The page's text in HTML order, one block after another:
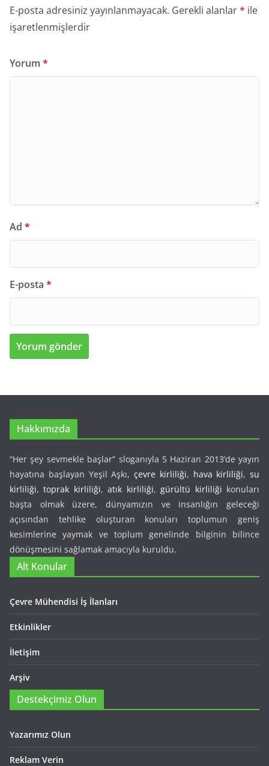
E-posta adresiniz yayınlanmayacak. Gerekli alanlar* ile
işaretlenmişlerdir
Yorum *
Ad *
E-posta *
Hakkımızda
“Her şey sevmekle başlar” sloganıyla 5 Haziran 2013’de yayın
hayatına başlayan Yeşil Aşkı, çevre kirliliği, hava kirliliği, su
kirliliği,toprak kirliliği,atık kirliliği,gürültü kirliliği konuları
başta olmak üzere, dünyamızın ve insanlığın geleceği
açısından tehlike oluşturan konuları toplumun geniş
kesimlerine yaymak ve toplum genelinde bilginin bilince
dönüşmesini sağlamak amacıyla kuruldu.
Alt Konular
Çevre Mühendisi İş İlanları
Etkinlikler
İletişim
Arşiv
Destekçimiz Olun
Yazarımız Olun
Reklam Verin